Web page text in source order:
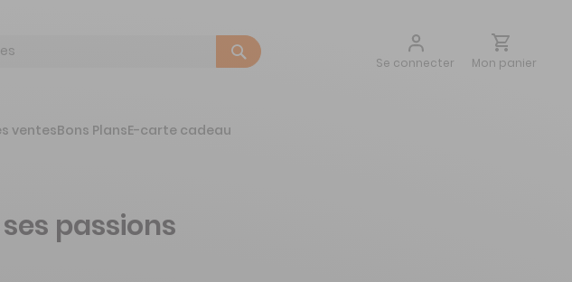
Se connecter
Aller
Mon panier
ventesBons PlansE-carte cadeau
passions